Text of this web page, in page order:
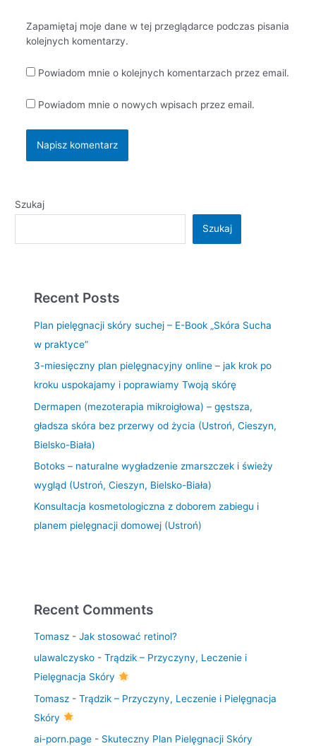
Zapamiętaj moje dane w tej przeglądarce podczas pisania
kolejnych komentarzy.
Powiadom mnie o kolejnych komentarzach przez email.
Powiadom mnie o nowych wpisach przez email.
Szukaj
Szukaj
Recent Posts
Plan pielęgnacji skóry suchej – E-Book „Skóra Sucha
w praktyce”
3-miesięczny plan pielęgnacyjny online – jak krok po
kroku uspokajamy i poprawiamy Twoją skórę
Dermapen (mezoterapia mikroigłowa) – gęstsza,
gładsza skóra bez przerwy od życia (Ustroń, Cieszyn,
Bielsko-Biała)
Botoks – naturalne wygładzenie zmarszczek i świeży
wygląd (Ustroń, Cieszyn, Bielsko-Biała)
Konsultacja kosmetologiczna z doborem zabiegu i
planem pielęgnacji domowej (Ustroń)
Recent Comments
Tomasz -Jak stosować retinol?
ulawalczysko -Trądzik – Przyczyny, Leczenie i
Pielęgnacja Skóry
Tomasz -Trądzik – Przyczyny, Leczenie i Pielęgnacja
Skóry
ai-porn.page - Skuteczny Plan Pielęgnacji Skóry